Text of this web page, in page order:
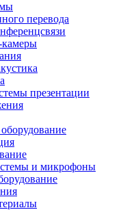
перевода
презентации
и микрофоны